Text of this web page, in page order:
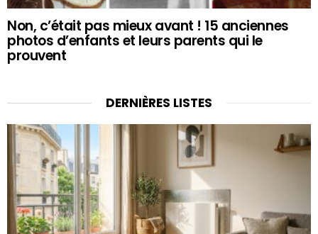
Non, c’était pas mieux avant ! 15 anciennes
photos d’enfants et leurs parents qui le
prouvent
DERNIÈRES LISTES